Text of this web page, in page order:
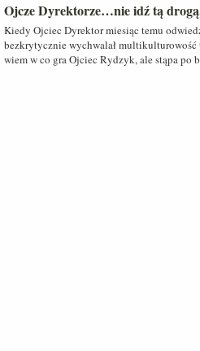
Ojcze Dyrektorze…nie idź tą
Kiedy Ojciec Dyrektor miesiąc temu
bezkrytycznie wychwalał multikulturowość
wiem w co gra Ojciec Rydzyk, ale stąpa